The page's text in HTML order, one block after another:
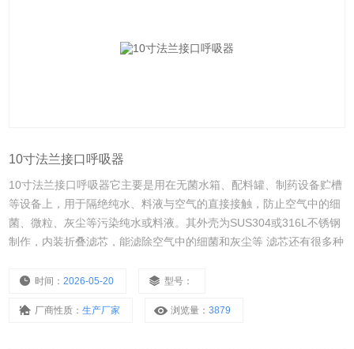
10寸法兰接口呼吸器
10寸法兰接口呼吸器它主要是用在无菌水箱、配料罐、制药设备贮槽
等设备上，用于隔绝纯水、料液与空气的直接接触，防止空气中的细
菌、微粒、灰尘等污染纯水或料液。其外壳为SUS304或316L不锈钢
制作，内装折叠滤芯，能滤除空气中的细菌和灰尘等 滤芯还有很多种
工业的辅助服务中，呼吸器有着广泛的应用。
时间：2026-05-20 型号：
厂商性质：生产厂家 浏览量：3879